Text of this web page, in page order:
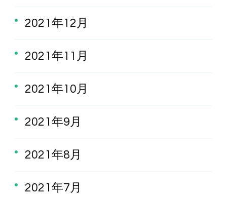
2021年12月
2021年11月
2021年10月
2021年9月
2021年8月
2021年7月